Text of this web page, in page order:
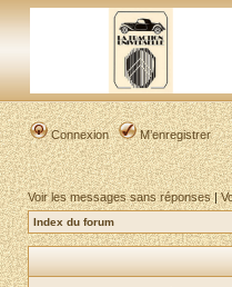
Connexion M’enregistrer
Voir les messages sans réponses|
Index du forum